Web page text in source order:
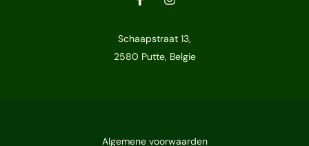
Schaapstraat 13,
2580 Putte, Belgie
Algemene voorwaarden